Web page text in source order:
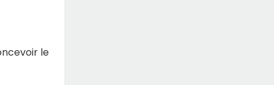
le